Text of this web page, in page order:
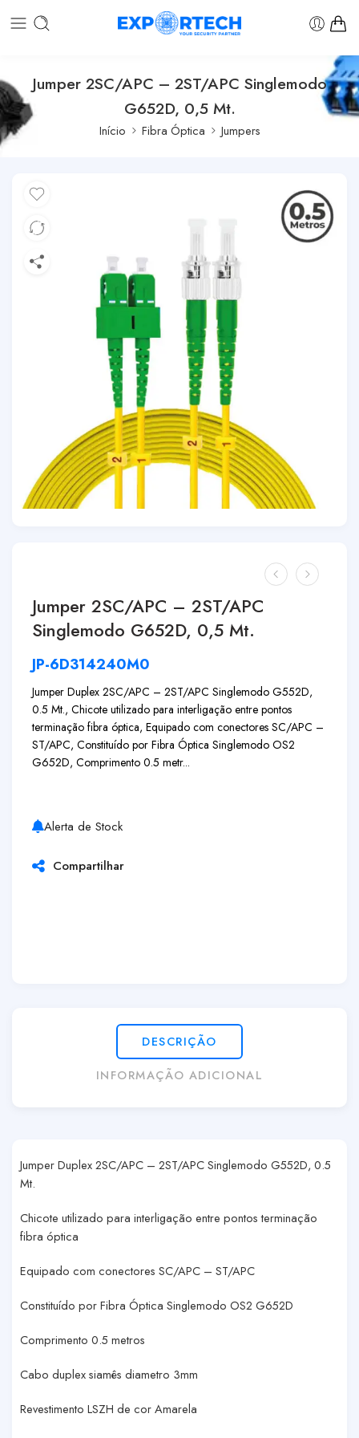
Jumper 2SC/APC – 2ST/APC Singlemodo
G652D, 0,5 Mt.
Início Fibra Óptica Jumpers
Jumper 2SC/APC – 2ST/APC
Singlemodo G652D, 0,5 Mt.
JP-6D314240M0
Jumper Duplex 2SC/APC – 2ST/APC Singlemodo G552D,
0.5 Mt., Chicote utilizado para interligação entre pontos
terminação fibra óptica, Equipado com conectores SC/APC –
ST/APC, Constituído por Fibra Óptica Singlemodo OS2
G652D, Comprimento 0.5 metr...
Alerta de Stock
Compartilhar
DESCRIÇÃO
INFORMAÇÃO ADICIONAL
Jumper Duplex 2SC/APC – 2ST/APC Singlemodo G552D, 0.5
Mt.
Chicote utilizado para interligação entre pontos terminação
fibra óptica
Equipado com conectores SC/APC – ST/APC
Constituído por Fibra Óptica Singlemodo OS2 G652D
Comprimento 0.5 metros
Cabo duplex siamês diametro 3mm
Revestimento LSZH de cor Amarela